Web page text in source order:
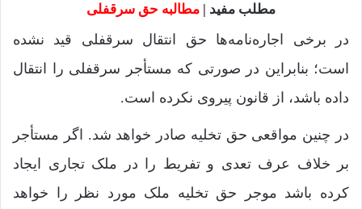
مطلب مفید | مطالبه حق سرقفلی
در برخی اجاره‌نامه‌ها حق انتقال سرقفلی قید نشده
است؛ بنابراین در صورتی که مستأجر سرقفلی را انتقال
داده باشد، از قانون پیروی نکرده است.
در چنین مواقعی حق تخلیه صادر خواهد شد. اگر مستأجر
بر خلاف عرف تعدی و تفریط را در ملک تجاری ایجاد
کرده باشد موجر حق تخلیه ملک مورد نظر را خواهد